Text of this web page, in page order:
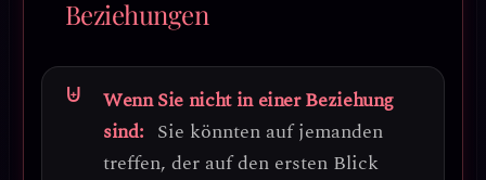
Beziehungen
Wenn Sie nicht in einer Beziehung
sind: Sie könnten auf jemanden
treffen, der auf den ersten Blick